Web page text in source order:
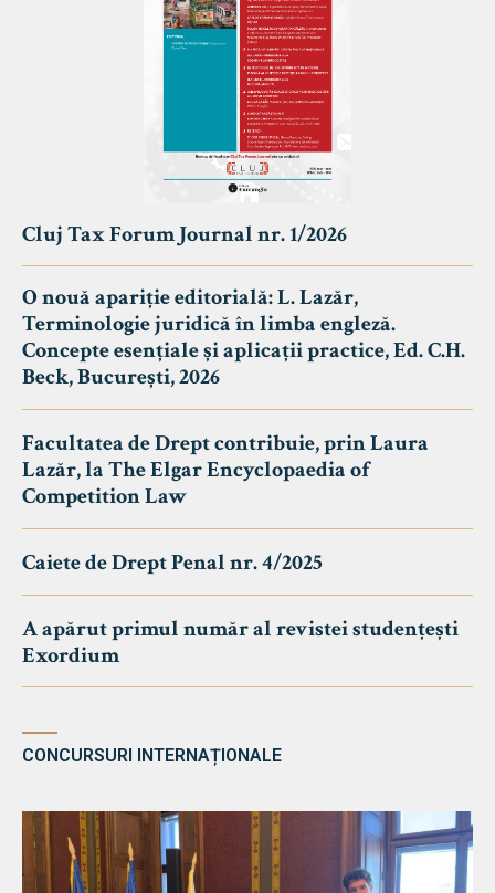
Cluj Tax Forum Journal nr. 1/2026
O nouă apariție editorială: L. Lazăr,
Terminologie juridică în limba engleză.
Concepte esențiale și aplicații practice, Ed. C.H.
Beck, București, 2026
Facultatea de Drept contribuie, prin Laura
Lazăr, la The Elgar Encyclopaedia of
Competition Law
Caiete de Drept Penal nr. 4/2025
A apărut primul număr al revistei studențești
Exordium
CONCURSURI INTERNAȚIONALE